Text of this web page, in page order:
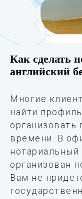
Как сделать
английский
Многие
найти
организовать
времени. В
нотариальный
организован
Вам не